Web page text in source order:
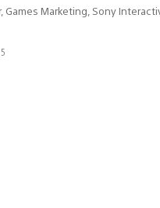
Games Marketing, Sony
5